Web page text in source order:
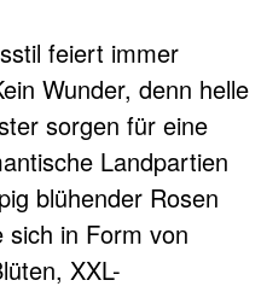
feiert immer
Wunder, denn helle
sorgen für eine
Landpartien
blühender Rosen
sich in Form von
XXL-